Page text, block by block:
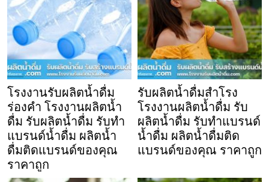
โรงงานรับผลิตน้ำดื่ม
ร่องคำ โรงงานผลิตน้ำ
ดื่ม รับผลิตน้ำดื่ม รับทำ
แบรนด์น้ำดื่ม ผลิตน้ำ
ดื่มติดแบรนด์ของคุณ
ราคาถูก
รับผลิตน้ำดื่มสำโรง
โรงงานผลิตน้ำดื่ม รับ
ผลิตน้ำดื่ม รับทำแบรนด์
น้ำดื่ม ผลิตน้ำดื่มติด
แบรนด์ของคุณ ราคาถูก